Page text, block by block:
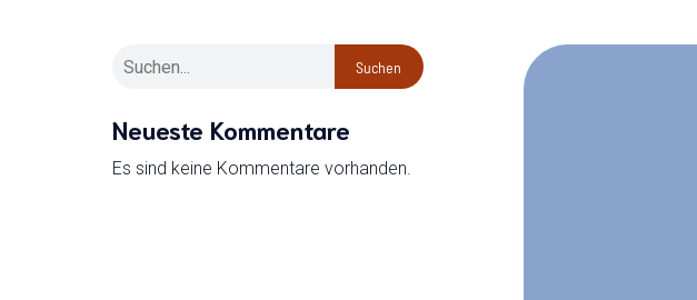
Suchen
Neueste Kommentare
Es sind keine Kommentare vorhanden.